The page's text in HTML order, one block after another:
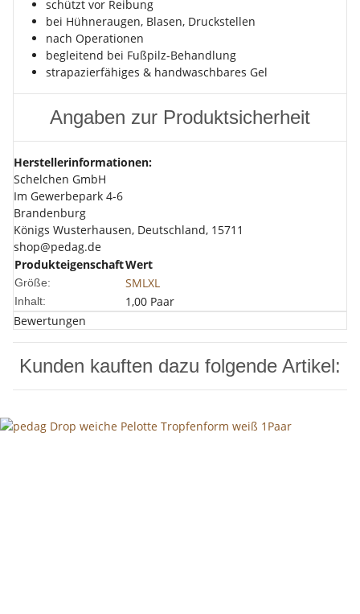
schützt vor Reibung
bei Hühneraugen, Blasen, Druckstellen
nach Operationen
begleitend bei Fußpilz-Behandlung
strapazierfähiges & handwaschbares Gel
Angaben zur Produktsicherheit
Herstellerinformationen:
Schelchen GmbH
Im Gewerbepark 4-6
Brandenburg
Königs Wusterhausen, Deutschland, 15711
shop@pedag.de
ProdukteigenschaftWert
Größe: SMLXL
Inhalt:
1,00 Paar
Bewertungen
Kunden kauften dazu folgende Artikel: